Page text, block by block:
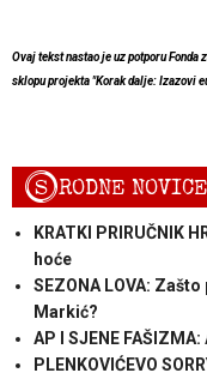
Ovaj tekst nastao je uz potporu
sklopu projekta "Korak dalje: Izazovi
SRODNE NOVICE
KRATKI PRIRUČNIK
hoće
SEZONA LOVA:
Markić?
AP I SJENE
PLENKOVIĆEVO